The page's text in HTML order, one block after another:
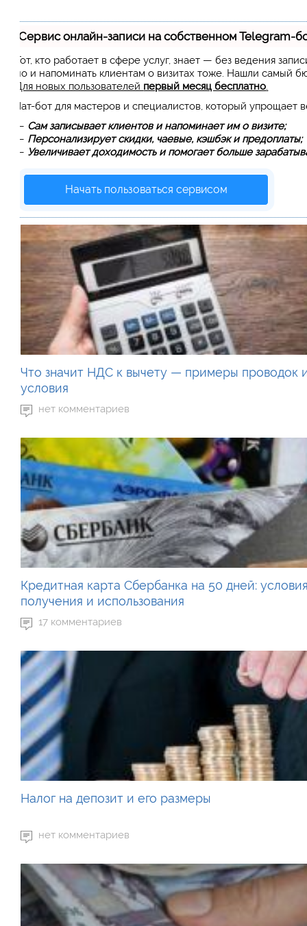
Сервис онлайн-записи на собственном Telegram-
Тот, кто работает в сфере услуг, знает — без ведения
но и напоминать клиентам о визитах тоже. Нашли самый
Для новых пользователей первый месяц бесплатно.
Чат-бот для мастеров и специалистов, который упрощает
— Сам записывает клиентов и напоминает им о визите;
— Персонализирует скидки, чаевые, кэшбэк и предоплаты;
— Увеличивает доходимость и помогает больше
Начать пользоваться сервисом
Что значит НДС к вычету — примеры проводок
условия
нет комментариев
Кредитная карта Сбербанка на 50 дней:
получения и использования
17 комментариев
Налог на депозит и его размеры
нет комментариев